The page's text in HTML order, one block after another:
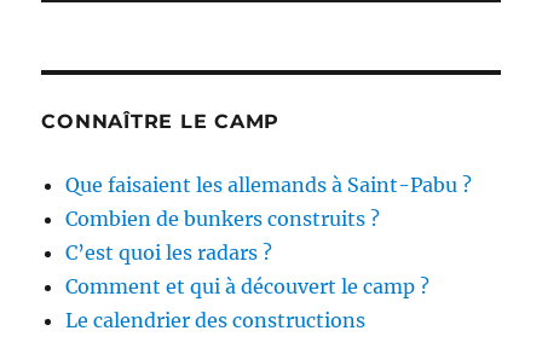
CONNAÎTRE LE CAMP
Que faisaient les allemands à Saint-Pabu ?
Combien de bunkers construits ?
C’est quoi les radars ?
Comment et qui à découvert le camp ?
Le calendrier des constructions